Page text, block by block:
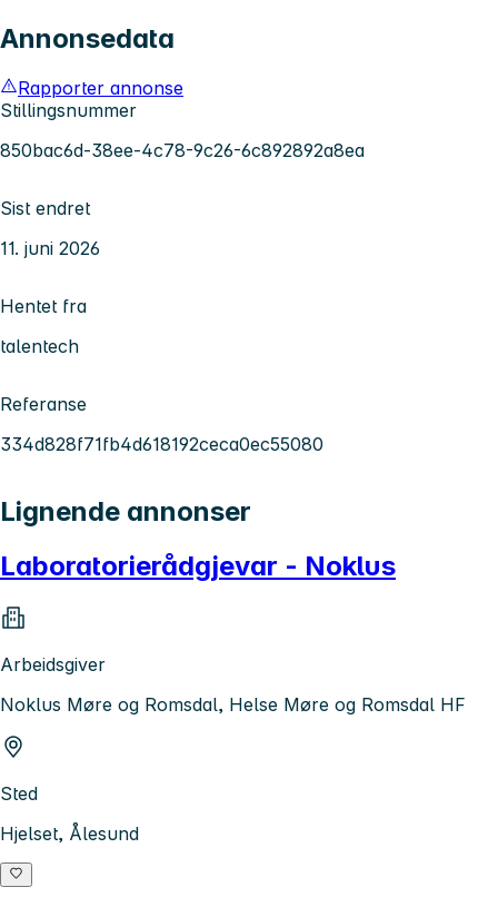
Annonsedata
Rapporter annonse
Stillingsnummer
850bac6d-38ee-4c78-9c26-6c892892a8ea
Sist endret
11. juni 2026
Hentet fra
talentech
Referanse
334d828f71fb4d618192ceca0ec55080
Lignende annonser
Laboratorierådgjevar - Noklus
Arbeidsgiver
Noklus Møre og Romsdal, Helse Møre og Romsdal HF
Sted
Hjelset, Ålesund